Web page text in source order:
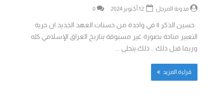
مدونة المرجل 0
حسين الذكر || في واحدة من حسنات العهد الجديد ان حرية
التعبير متاحة بصورة غير مسبوقة بتاريخ العراق الإسلامي كله
وربما قبل ذلك .. ذلك يتجلى ...
قراءة المزيد